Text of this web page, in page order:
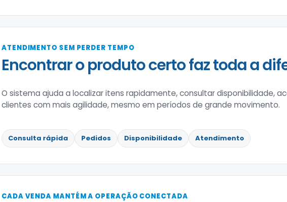
ATENDIMENTO SEM PERDER TEMPO
Encontrar o produto certo faz toda a
O sistema ajuda a localizar itens rapidamente, consultar disponibilidade,
clientes com mais agilidade, mesmo em períodos de grande movimento.
Consulta rápida Pedidos Disponibilidade Atendimento
CADA VENDA MANTÉM A OPERAÇÃO CONECTADA